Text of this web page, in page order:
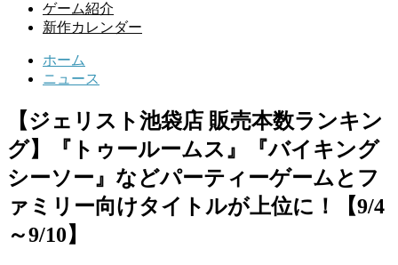
ゲーム紹介
新作カレンダー
ホーム
ニュース
【ジェリスト池袋店 販売本数ランキン
グ】『トゥールームス』『バイキング
シーソー』などパーティーゲームとフ
ァミリー向けタイトルが上位に！【9/4
～9/10】